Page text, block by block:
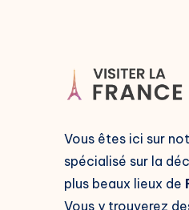
Vous êtes ici sur
spécialisé sur la
plus beaux lieux de
Vous y trouverez